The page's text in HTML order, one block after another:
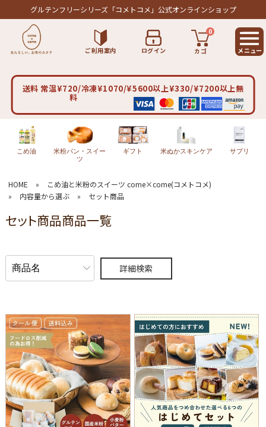
グルテンフリーシリーズ「コメトコメ」公式オンラインショップ
ご利用案内 ログイン カゴ
0
送料 常温¥720/冷凍¥1070/¥5600以上¥330/¥7200以上無
料
こめ油
米粉パン・スイー
ツ
ギフト 米ぬかスキンケア サプリ
HOME »
こめ油と米粉のスイーツ come×come(コメトコメ)
»
内容量から選ぶ » セット商品
セット商品商品一覧
詳細検索